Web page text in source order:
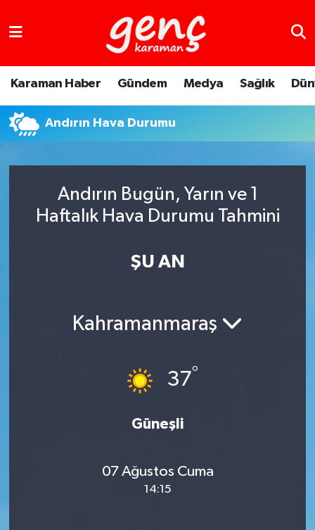
Karaman Haber Gündem Medya Sağlık
Andırın Hava Durumu
Andırın Bugün, Yarın ve 1
Haftalık Hava Durumu Tahmini
ŞU AN
Kahramanmaraş
37°
Güneşli
07 Ağustos Cuma
14:15